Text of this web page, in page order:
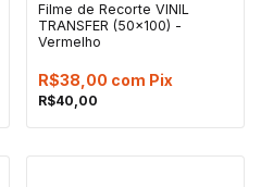
Filme de Recorte VINIL
TRANSFER (50x100) -
Vermelho
R$40,00
R$38,00 com Pix